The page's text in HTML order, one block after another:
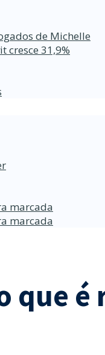
de Michelle
cresce 31,9%
marcada
marcada
que é